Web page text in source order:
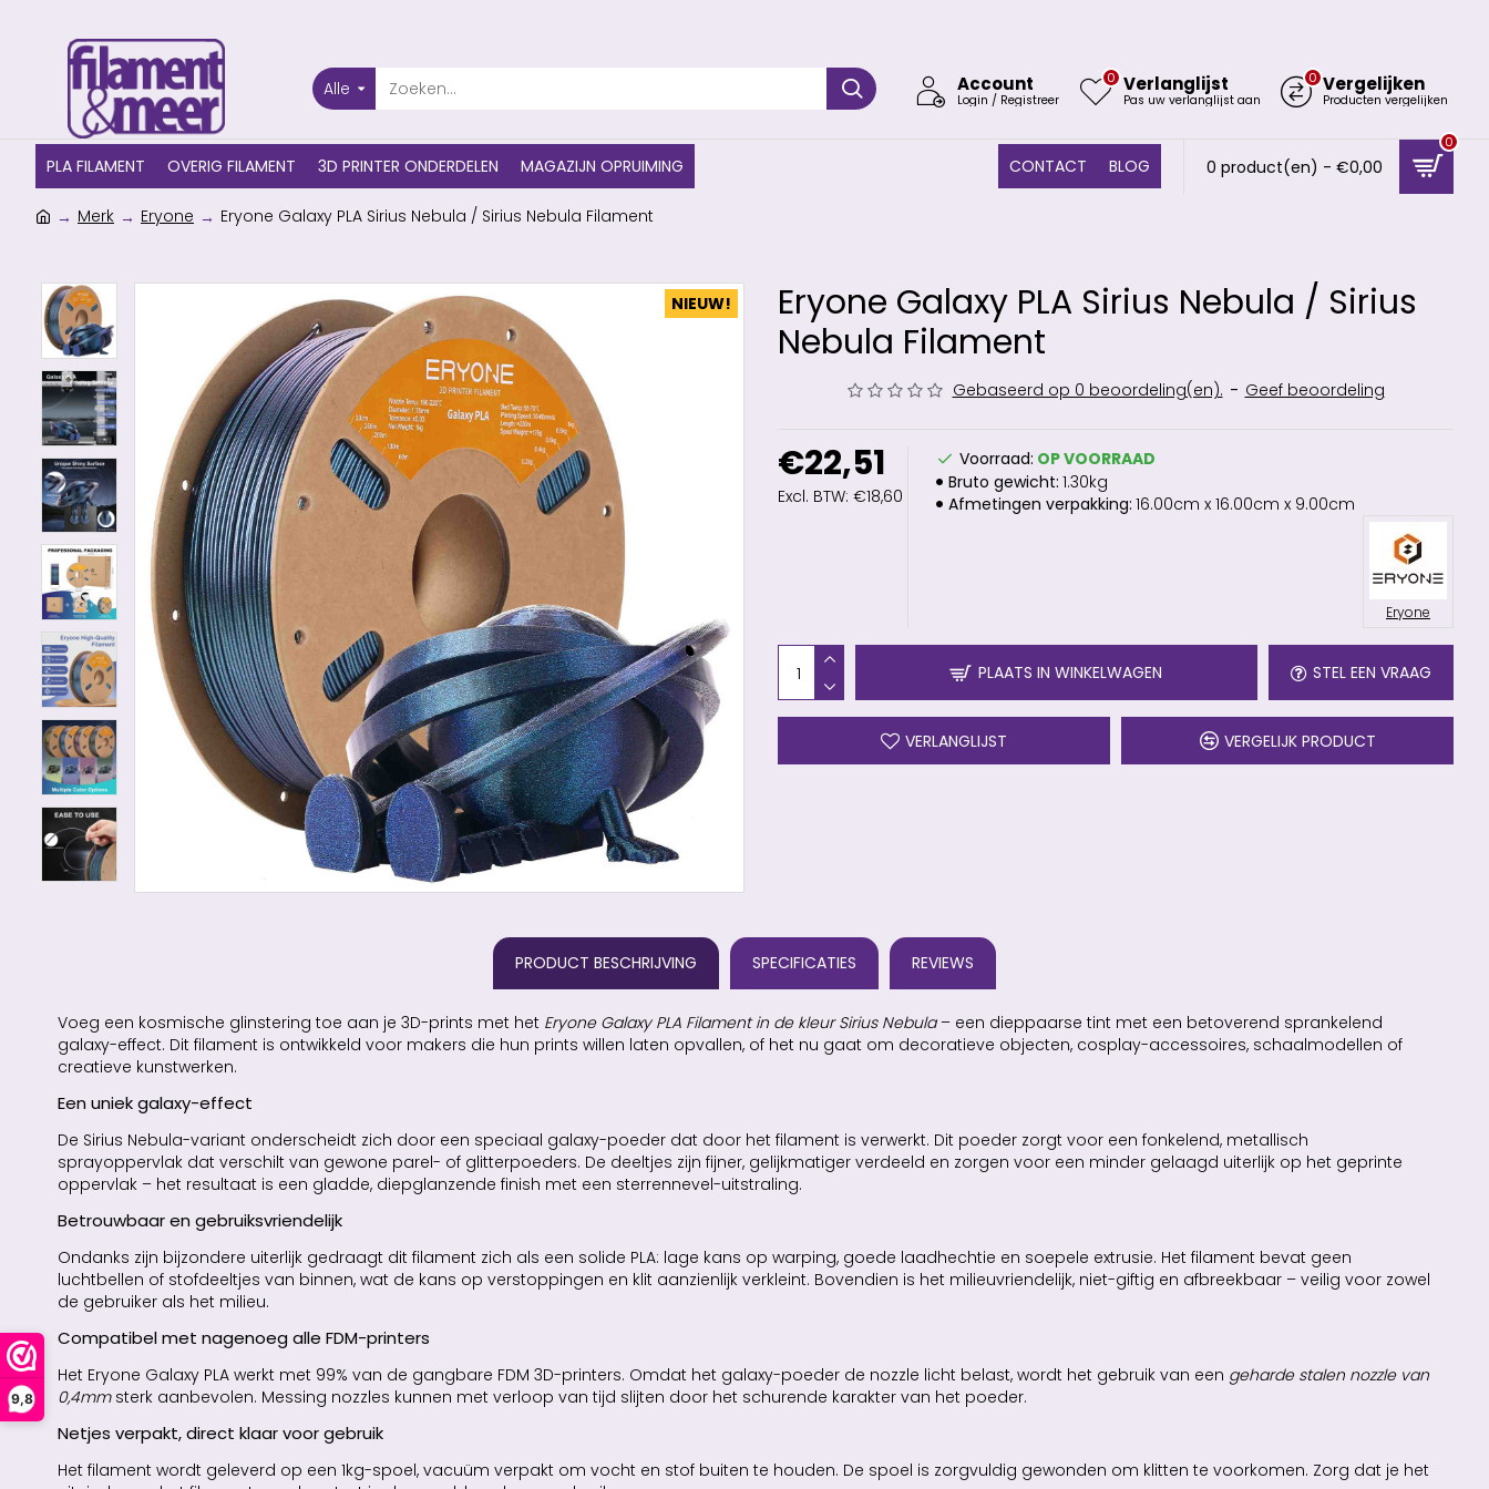
9,8
Alle Account
Login / Registreer
Verlanglijst
Pas uw verlanglijst aan
0 Vergelijken
Producten vergelijken
0
PLA FILAMENT OVERIG FILAMENT 3D PRINTER ONDERDELEN MAGAZIJN OPRUIMING CONTACT BLOG 0 product(en) - €0,00
0
Merk Eryone Eryone Galaxy PLA Sirius Nebula / Sirius Nebula Filament
NIEUW!
Eryone Galaxy PLA Sirius Nebula / Sirius
Nebula Filament
Gebaseerd op 0 beoordeling(en). - Geef beoordeling
€22,51
Excl. BTW: €18,60
Voorraad: OP VOORRAAD
Bruto gewicht: 1.30kg
Afmetingen verpakking: 16.00cm x 16.00cm x 9.00cm
Eryone
PLAATS IN WINKELWAGEN STEL EEN VRAAG
VERLANGLIJST VERGELIJK PRODUCT
PRODUCT BESCHRIJVING SPECIFICATIES REVIEWS
Voeg een kosmische glinstering toe aan je 3D-prints met het Eryone Galaxy PLA Filament in de kleur Sirius Nebula– een dieppaarse tint met een betoverend sprankelend
galaxy-effect. Dit filament is ontwikkeld voor makers die hun prints willen laten opvallen, of het nu gaat om decoratieve objecten, cosplay-accessoires, schaalmodellen of
creatieve kunstwerken.
Een uniek galaxy-effect
De Sirius Nebula-variant onderscheidt zich door een speciaal galaxy-poeder dat door het filament is verwerkt. Dit poeder zorgt voor een fonkelend, metallisch
sprayoppervlak dat verschilt van gewone parel- of glitterpoeders. De deeltjes zijn fijner, gelijkmatiger verdeeld en zorgen voor een minder gelaagd uiterlijk op het geprinte
oppervlak – het resultaat is een gladde, diepglanzende finish met een sterrennevel-uitstraling.
Betrouwbaar en gebruiksvriendelijk
Ondanks zijn bijzondere uiterlijk gedraagt dit filament zich als een solide PLA: lage kans op warping, goede laadhechtie en soepele extrusie. Het filament bevat geen
luchtbellen of stofdeeltjes van binnen, wat de kans op verstoppingen en klit aanzienlijk verkleint. Bovendien is het milieuvriendelijk, niet-giftig en afbreekbaar – veilig voor zowel
de gebruiker als het milieu.
Compatibel met nagenoeg alle FDM-printers
Het Eryone Galaxy PLA werkt met 99% van de gangbare FDM 3D-printers. Omdat het galaxy-poeder de nozzle licht belast, wordt het gebruik van een geharde stalen nozzle van
0,4mmsterk aanbevolen. Messing nozzles kunnen met verloop van tijd slijten door het schurende karakter van het poeder.
Netjes verpakt, direct klaar voor gebruik
Het filament wordt geleverd op een 1kg-spoel, vacuüm verpakt om vocht en stof buiten te houden. De spoel is zorgvuldig gewonden om klitten te voorkomen. Zorg dat je het